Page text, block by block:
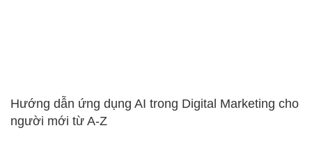
Hướng dẫn ứng dụng AI trong Digital Marketing cho
người mới từ A-Z